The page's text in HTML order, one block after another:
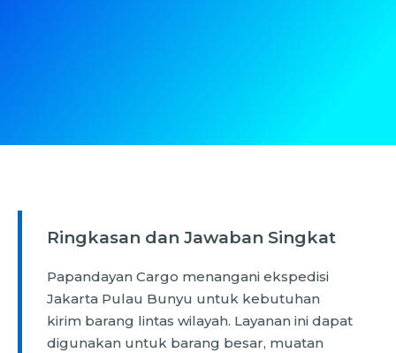
Ringkasan dan Jawaban Singkat
Papandayan Cargo menangani ekspedisi
Jakarta Pulau Bunyu untuk kebutuhan
kirim barang lintas wilayah. Layanan ini dapat
digunakan untuk barang besar, muatan